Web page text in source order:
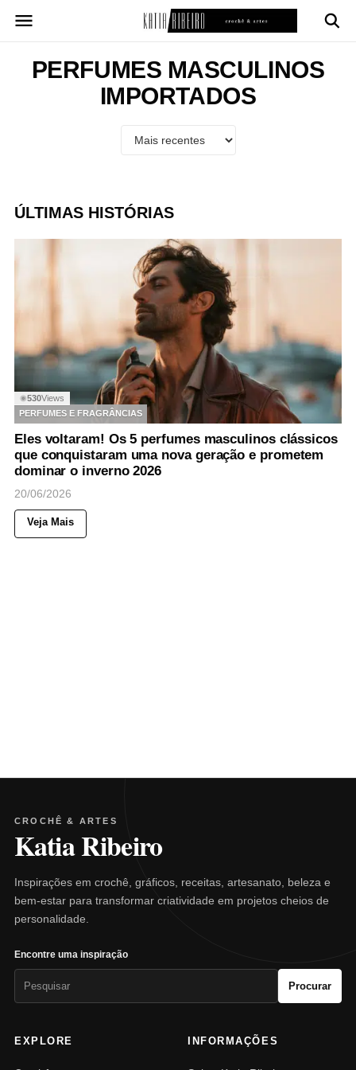
para
conteúdoPERFUMES MASCULINOS
IMPORTADOS
ÚLTIMAS HISTÓRIAS
◉530Views
PERFUMES E FRAGRÂNCIAS
Eles voltaram! Os 5 perfumes masculinos clássicos
que conquistaram uma nova geração e prometem
dominar o inverno 2026
20/06/2026
Veja Mais
CROCHÊ & ARTES
Katia Ribeiro
Inspirações em crochê, gráficos, receitas, artesanato, beleza e
bem-estar para transformar criatividade em projetos cheios de
personalidade.
Encontre uma inspiração
Procurar
EXPLORE INFORMAÇÕES